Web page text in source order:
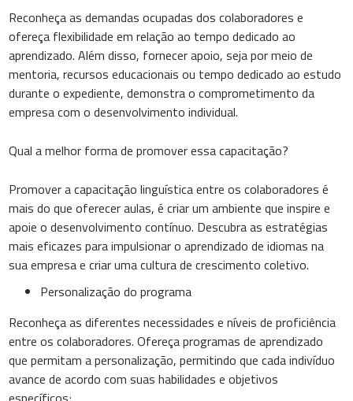
Reconheça as demandas ocupadas dos colaboradores e
ofereça flexibilidade em relação ao tempo dedicado ao
aprendizado. Além disso, fornecer apoio, seja por meio de
mentoria, recursos educacionais ou tempo dedicado ao estudo
durante o expediente, demonstra o comprometimento da
empresa com o desenvolvimento individual.
Qual a melhor forma de promover essa capacitação?
Promover a capacitação linguística entre os colaboradores é
mais do que oferecer aulas, é criar um ambiente que inspire e
apoie o desenvolvimento contínuo. Descubra as estratégias
mais eficazes para impulsionar o aprendizado de idiomas na
sua empresa e criar uma cultura de crescimento coletivo.
Personalização do programa
Reconheça as diferentes necessidades e níveis de proficiência
entre os colaboradores. Ofereça programas de aprendizado
que permitam a personalização, permitindo que cada indivíduo
avance de acordo com suas habilidades e objetivos